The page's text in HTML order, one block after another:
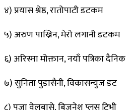
४) प्रयास श्रेष्ठ, रातोपाटी डटकम
५) अरुण पाख्रिन, मेरो लगानी डटकम
६) अरिस्मा मोक्तान, नयाँ पत्रिका दैनिक
७) सुनिता पुडासैनी, विकासन्युज डट